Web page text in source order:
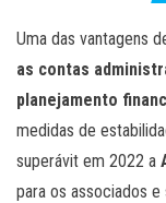
Uma das vantagens
as contas
planejamento
medidas de
superávit em 2022 a
para os associados e